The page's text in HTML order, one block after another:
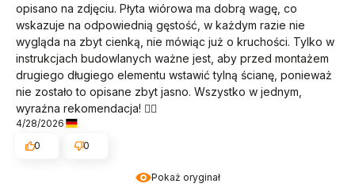
Pokaż oryginał
opisano na zdjęciu. Płyta wiórowa ma dobrą wagę, co
wskazuje na odpowiednią gęstość, w każdym razie nie
wygląda na zbyt cienką, nie mówiąc już o kruchości. Tylko w
instrukcjach budowlanych ważne jest, aby przed montażem
drugiego długiego elementu wstawić tylną ścianę, ponieważ
nie zostało to opisane zbyt jasno. Wszystko w jednym,
wyraźna rekomendacja! 👍🏻
4/28/2026
0
0